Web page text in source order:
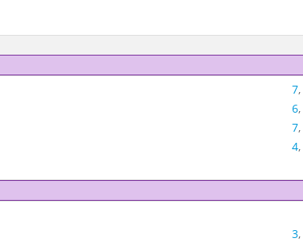
7,
6,
7,
4,
3,